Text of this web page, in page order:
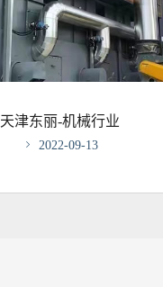
天津东丽-机械行业
 2022-09-13